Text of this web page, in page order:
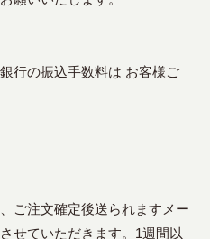
行の振込手数料は お客様ご
ご注文確定後送られますメー
せていただきます。1週間以